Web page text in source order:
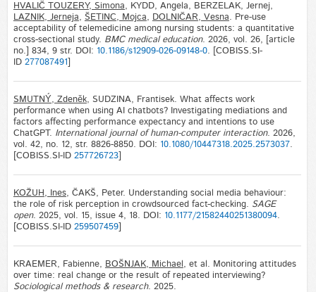
HVALIČ TOUZERY, Simona, KYDD, Angela, BERZELAK, Jernej,
LAZNIK, Jerneja, ŠETINC, Mojca, DOLNIČAR, Vesna. Pre-use
acceptability of telemedicine among nursing students: a quantitative
cross-sectional study. BMC medical education. 2026, vol. 26, [article
no.] 834, 9 str. DOI: 10.1186/s12909-026-09148-0. [COBISS.SI-
ID 277087491
SMUTNÝ, Zdeněk, SUDZINA, Frantisek. What affects work
performance when using AI chatbots? Investigating mediations and
factors affecting performance expectancy and intentions to use
ChatGPT. International journal of human-computer interaction. 2026,
vol. 42, no. 12, str. 8826-8850. DOI: 10.1080/10447318.2025.2573037.
[COBISS.SI-ID 257726723]
KOŽUH, Ines, ČAKŠ, Peter. Understanding social media behaviour:
the role of risk perception in crowdsourced fact-checking. SAGE
open. 2025, vol. 15, issue 4, 18. DOI: 10.1177/21582440251380094.
[COBISS.SI-ID 259507459]
KRAEMER, Fabienne, BOŠNJAK, Michael , et al. Monitoring attitudes
over time: real change or the result of repeated interviewing?
Sociological methods & research. 2025.